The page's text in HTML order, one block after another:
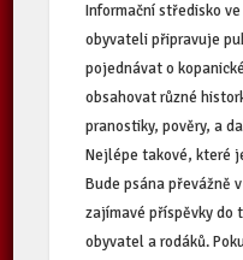
Informační středisko
obyvateli připravuje
pojednávat o
obsahovat různé
pranostiky, pověry, a
Nejlépe takové, které
Bude psána převážně
zajímavé příspěvky do
obyvatel a rodáků.